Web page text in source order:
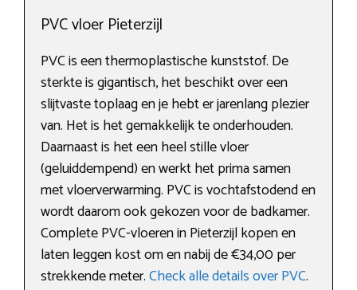
PVC vloer Pieterzijl
PVC is een thermoplastische kunststof. De
sterkte is gigantisch, het beschikt over een
slijtvaste toplaag en je hebt er jarenlang plezier
van. Het is het gemakkelijk te onderhouden.
Daarnaast is het een heel stille vloer
(geluiddempend) en werkt het prima samen
met vloerverwarming. PVC is vochtafstodend en
wordt daarom ook gekozen voor de badkamer.
Complete PVC-vloeren in Pieterzijl kopen en
laten leggen kost om en nabij de €34,00 per
strekkende meter.Check alle details over PVC.